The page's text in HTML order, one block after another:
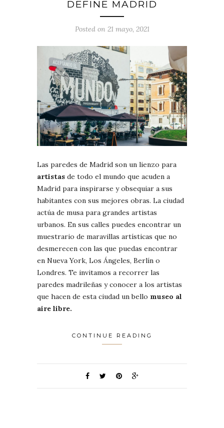
DEFINE MADRID
Posted on 21 mayo, 2021
Las paredes de Madrid son un lienzo para
artistas de todo el mundo que acuden a
Madrid para inspirarse y obsequiar a sus
habitantes con sus mejores obras. La ciudad
actúa de musa para grandes artistas
urbanos. En sus calles puedes encontrar un
muestrario de maravillas artísticas que no
desmerecen con las que puedas encontrar
en Nueva York, Los Ángeles, Berlín o
Londres. Te invitamos a recorrer las
paredes madrileñas y conocer a los artistas
que hacen de esta ciudad un bello museo al
aire libre.
CONTINUE READING